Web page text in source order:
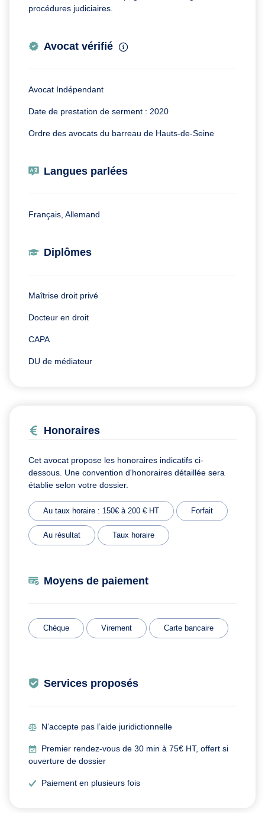
procédures judiciaires.
Avocat vérifié
Avocat Indépendant
Date de prestation de serment : 2020
Ordre des avocats du barreau de Hauts-de-Seine
Langues parlées
Français, Allemand
Diplômes
Maîtrise droit privé
Docteur en droit
CAPA
DU de médiateur
Honoraires
Cet avocat propose les honoraires indicatifs ci-
dessous. Une convention d'honoraires détaillée sera
établie selon votre dossier.
Au taux horaire : 150€ à 200 € HT Forfait
Au résultat Taux horaire
Moyens de paiement
Chèque Virement Carte bancaire
Services proposés
N’accepte pas l’aide juridictionnelle
Premier rendez-vous de 30 min à 75€ HT, offert si
ouverture de dossier
Paiement en plusieurs fois